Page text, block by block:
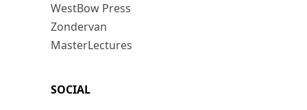
WestBow Press
Zondervan
MasterLectures
SOCIAL